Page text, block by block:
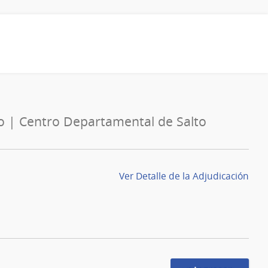
| Centro Departamental de Salto
Ver Detalle de la Adjudicación